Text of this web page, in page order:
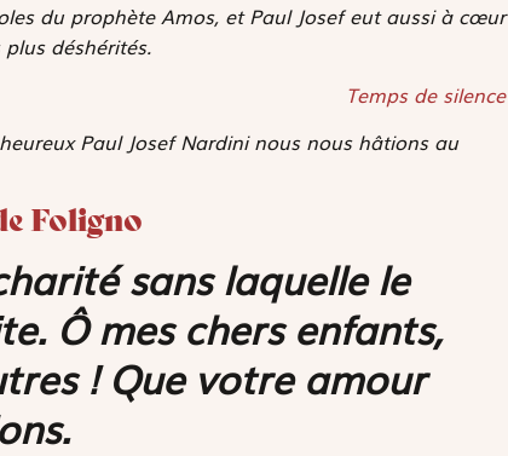
du prophète Amos, et Paul Josef eut aussi à cœur
déshérités.
Temps de silence
Paul Josef Nardini nous nous hâtions au
Foligno
sans laquelle le
Ô mes chers enfants,
! Que votre amour